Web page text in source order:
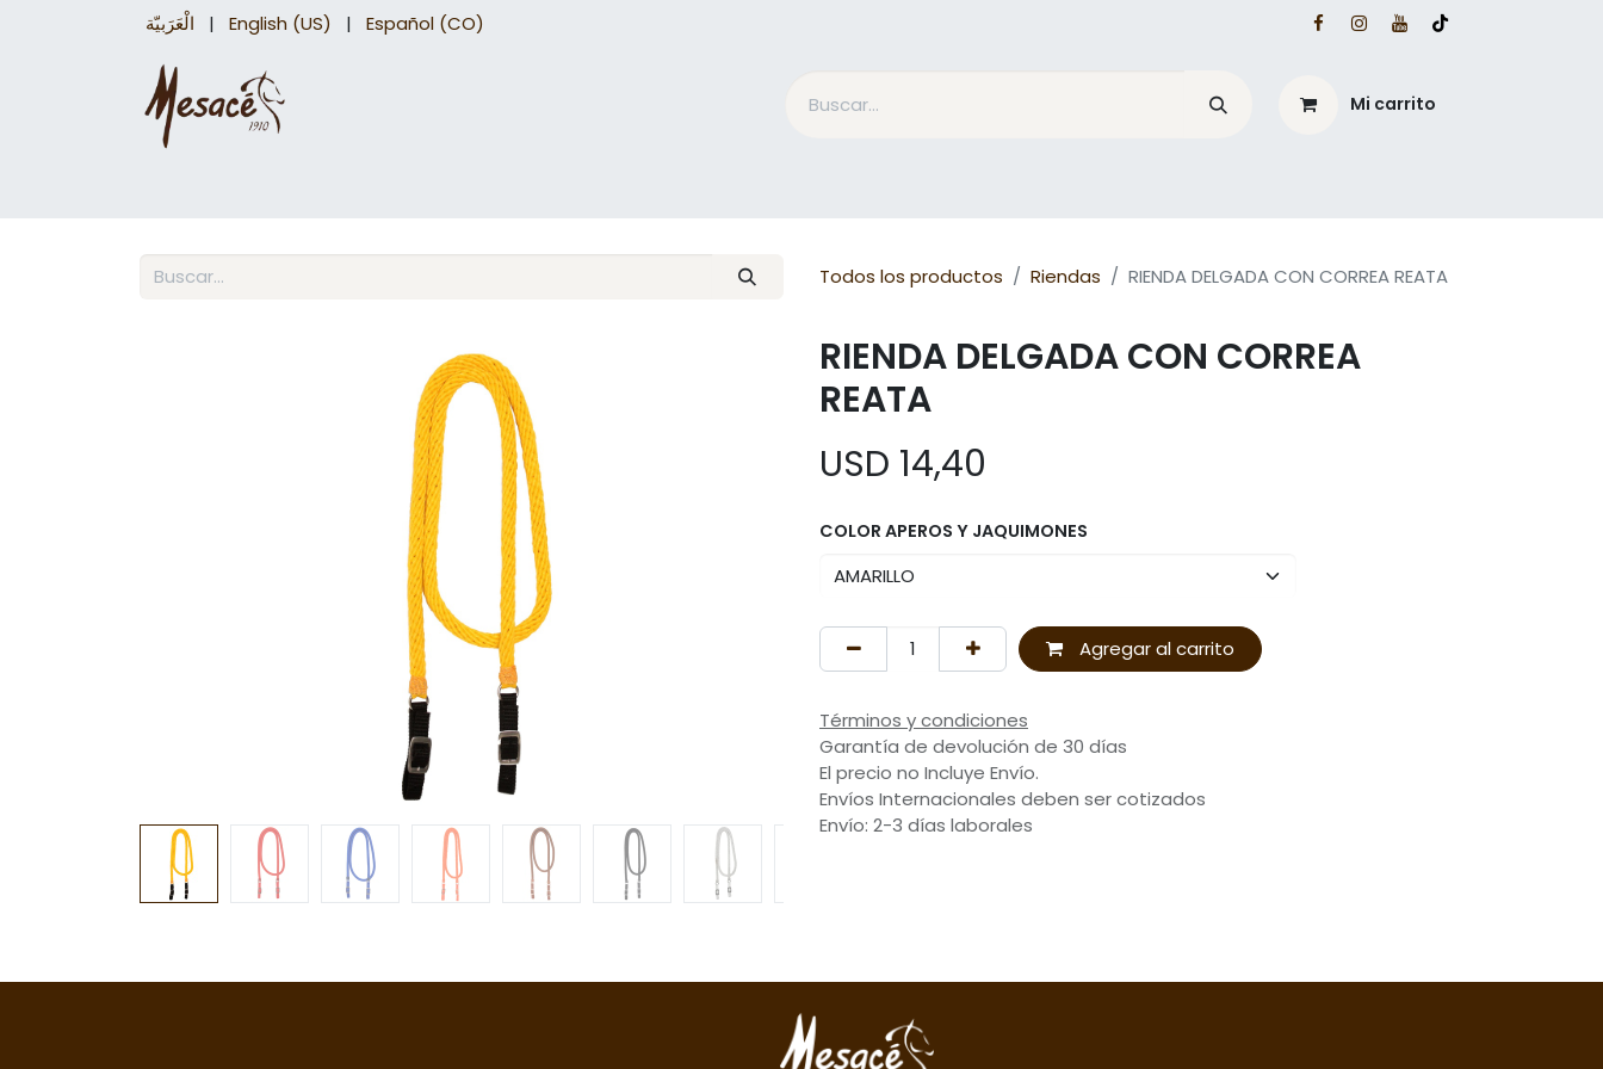
الْعَرَبيّة | English (US) | Español (CO)
Mi carrito
Todos los productos Riendas RIENDA DELGADA CON CORREA REATA
RIENDA DELGADA CON CORREA
REATA
USD 14,40
COLOR APEROS Y JAQUIMONES
Agregar al carrito
Términos y condiciones
Garantía de devolución de 30 días
El precio no Incluye Envío.
Envíos Internacionales deben ser cotizados
Envío: 2-3 días laborales